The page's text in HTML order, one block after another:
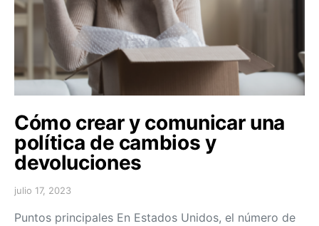
Cómo crear y comunicar una
política de cambios y
devoluciones
julio 17, 2023
Puntos principales En Estados Unidos, el número de